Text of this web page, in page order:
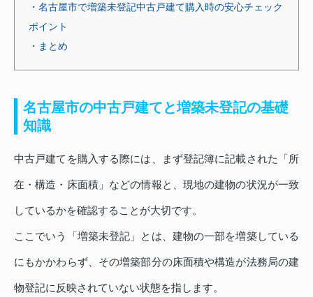
・名古屋市で増築未登記中古戸建て購入時の安心チェック
ポイント
・まとめ
名古屋市の中古戸建てと増築未登記の基礎
知識
中古戸建てを購入する際には、まず登記簿に記載された「所
在・構造・床面積」などの情報と、現地の建物の状況が一致
しているかを確認することが大切です。
ここでいう「増築未登記」とは、建物の一部を増築している
にもかかわらず、その増築部分の床面積や構造が法務局の建
物登記に反映されていない状態を指します。